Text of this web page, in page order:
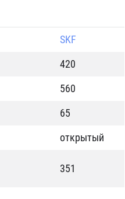
SKF
420
560
65
открытый
351